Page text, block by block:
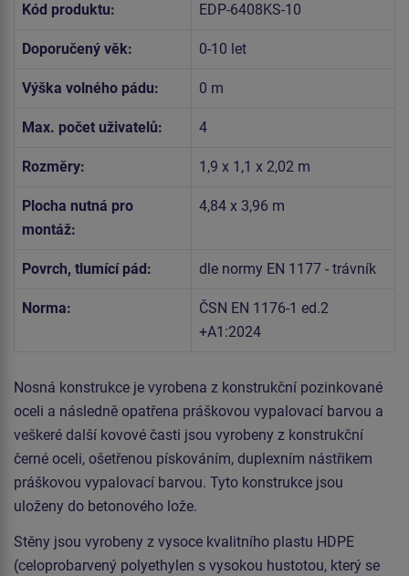
Kód produktu: EDP-6408KS-10
Doporučený věk: 0-10 let
Výška volného pádu: 0 m
Max. počet uživatelů: 4
Rozměry: 1,9 x 1,1 x 2,02 m
Plocha nutná pro
montáž:
4,84 x 3,96 m
Povrch, tlumící pád: dle normy EN 1177 - trávník
Norma:
ČSN EN 1176-1 ed.2
+A1:2024
Nosná konstrukce je vyrobena z konstrukční pozinkované
oceli a následně opatřena práškovou vypalovací barvou a
veškeré další kovové časti jsou vyrobeny z konstrukční
černé oceli, ošetřenou pískováním, duplexním nástřikem
práškovou vypalovací barvou. Tyto konstrukce jsou
uloženy do betonového lože.
Stěny jsou vyrobeny z vysoce kvalitního plastu HDPE
(celoprobarvený polyethylen s vysokou hustotou, který se